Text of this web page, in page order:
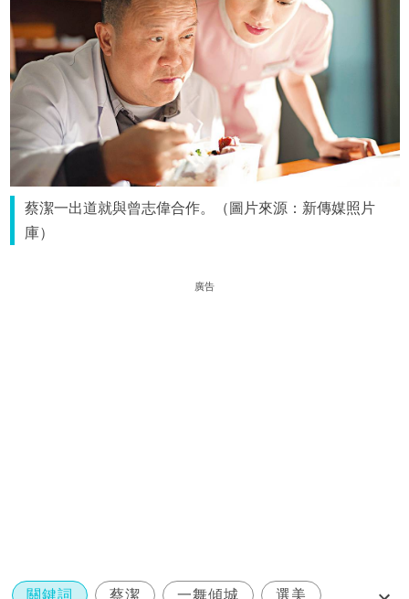
蔡潔一出道就與曾志偉合作。（圖片來源：新傳媒照片
庫）
廣告
關鍵詞 蔡潔 一舞傾城 選美